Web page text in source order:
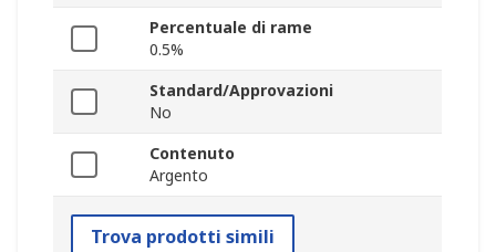
Percentuale di rame
0.5%
Standard/Approvazioni
No
Contenuto
Argento
Trova prodotti simili